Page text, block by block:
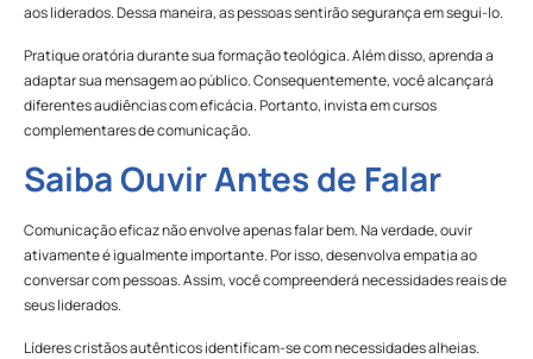
aos liderados. Dessa maneira, as pessoas sentirão segurança em segui-lo.
Pratique oratória durante sua formação teológica. Além disso, aprenda a
adaptar sua mensagem ao público. Consequentemente, você alcançará
diferentes audiências com eficácia. Portanto, invista em cursos
complementares de comunicação.
Saiba Ouvir Antes de Falar
Comunicação eficaz não envolve apenas falar bem. Na verdade, ouvir
ativamente é igualmente importante. Por isso, desenvolva empatia ao
conversar com pessoas. Assim, você compreenderá necessidades reais de
seus liderados.
Líderes cristãos autênticos identificam-se com necessidades alheias.